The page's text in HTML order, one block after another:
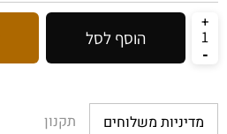
הוסף לסל
מדיניות משלוחים תקנון